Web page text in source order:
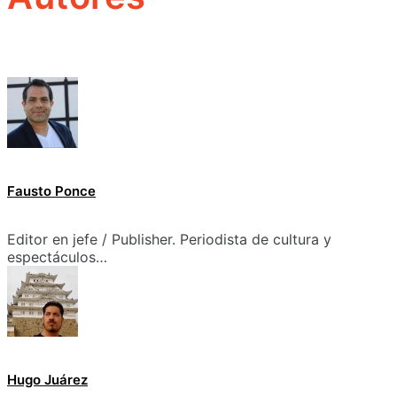
Fausto Ponce
Editor en jefe / Publisher. Periodista de cultura y
espectáculos…
Hugo Juárez